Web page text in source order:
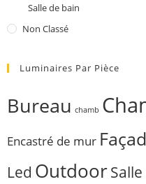
Salle de bain
Non Classé
Luminaires Par Pièce
Bureau chamb
Encastré de mur
Led Outdoor